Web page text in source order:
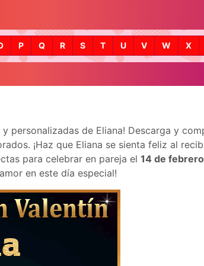
P Q R S T U V W X
personalizadas de Eliana! Descarga y
¡Haz que Eliana se sienta feliz al
para celebrar en pareja el 14 de febrero
en este día especial!